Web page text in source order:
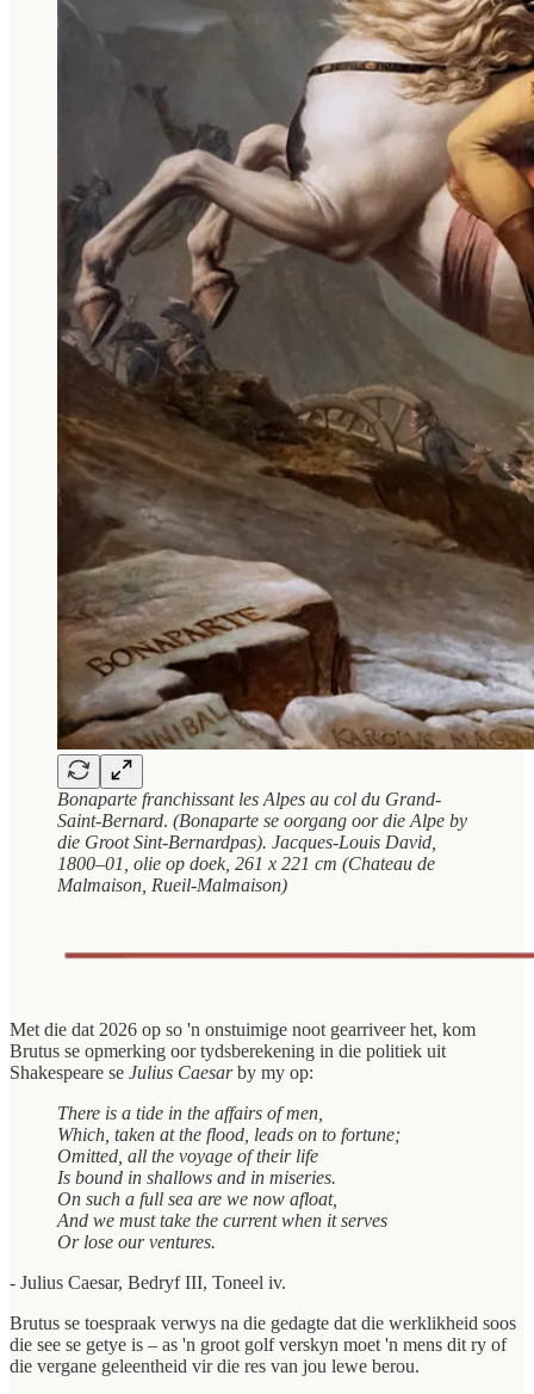
Bonaparte franchissant les Alpes au col du Grand-
Saint-Bernard. (Bonaparte se oorgang oor die Alpe by
die Groot Sint-Bernardpas). Jacques-Louis David,
1800–01, olie op doek, 261 x 221 cm (Chateau de
Malmaison, Rueil-Malmaison)
Met die dat 2026 op so 'n onstuimige noot gearriveer het, kom
Brutus se opmerking oor tydsberekening in die politiek uit
Shakespeare se Julius Caesarby my op:
There is a tide in the affairs of men,
Which, taken at the flood, leads on to fortune;
Omitted, all the voyage of their life
Is bound in shallows and in miseries.
On such a full sea are we now afloat,
And we must take the current when it serves
Or lose our ventures.
- Julius Caesar, Bedryf III, Toneel iv.
Brutus se toespraak verwys na die gedagte dat die werklikheid soos
die see se getye is – as 'n groot golf verskyn moet 'n mens dit ry of
die vergane geleentheid vir die res van jou lewe berou.